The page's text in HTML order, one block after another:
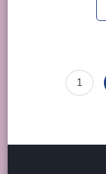
Page
1